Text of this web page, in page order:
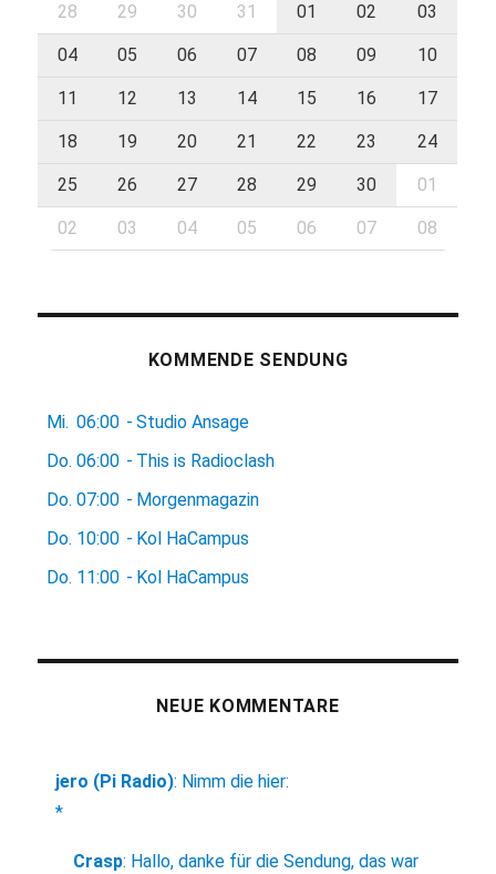
28 29 30 31 01 02 03
04 05 06 07 08 09 10
11 12 13 14 15 16 17
18 19 20 21 22 23 24
25 26 27 28 29 30 01
02 03 04 05 06 07 08
KOMMENDE SENDUNG
Mi. 06:00 - Studio Ansage
Do. 06:00 - This is Radioclash
Do. 07:00 - Morgenmagazin
Do. 10:00 - Kol HaCampus
Do. 11:00 - Kol HaCampus
NEUE KOMMENTARE
jero (Pi Radio): Nimm die hier:
*
Crasp: Hallo, danke für die Sendung, das war